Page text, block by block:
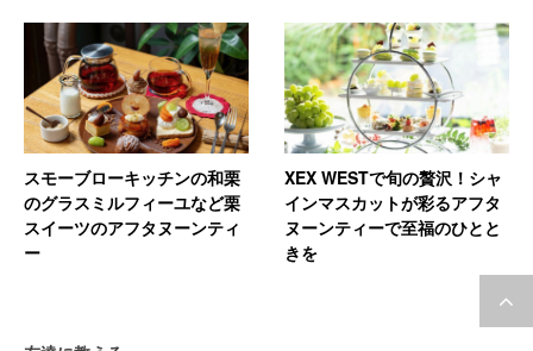
スモーブローキッチンの和栗
のグラスミルフィーユなど栗
スイーツのアフタヌーンティ
ー
XEX WESTで旬の贅沢！シャ
インマスカットが彩るアフタ
ヌーンティーで至福のひとと
きを